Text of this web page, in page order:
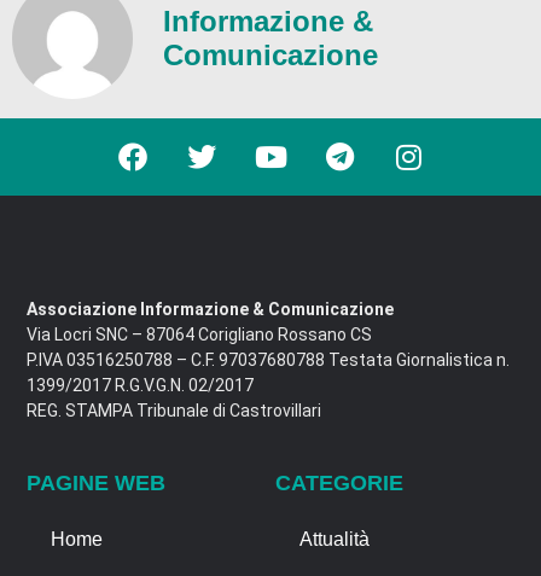
Informazione &
Comunicazione
Associazione Informazione & Comunicazione
Via Locri SNC – 87064 Corigliano Rossano CS
P.IVA 03516250788 – C.F. 97037680788 Testata Giornalistica n.
1399/2017 R.G.V.G.N. 02/2017
REG. STAMPA Tribunale di Castrovillari
PAGINE WEB
Home
CATEGORIE
Attualità